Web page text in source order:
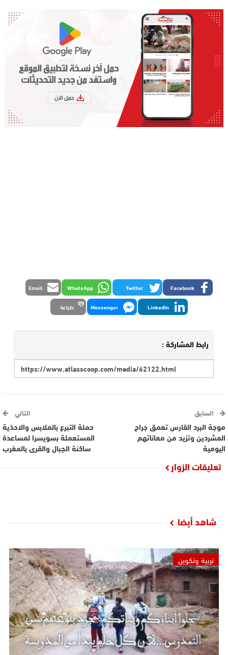
Facebook
Twitter
WhatsApp
Email
LinkedIn
Messenger طباعة
رابط المشاركة :
السابق
موجة البرد القارس تعمق جراح
المشردين وتزيد من معاناتهم
اليومية
التالي
حملة التبرع بالملابس والاحذية
المستعملة بسويسرا لمساعدة
ساكنة الجبال والقرى بالمغرب
تعليقات الزوار
شاهد أيضا
تربية وتكوين